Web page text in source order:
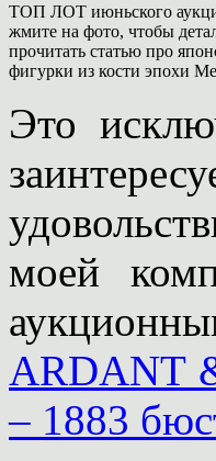
ТОП ЛОТ июньского
жмите на фото, чтобы
прочитать статью про
фигурки из кости эпохи
Это
моей
ARDANT
– 1883